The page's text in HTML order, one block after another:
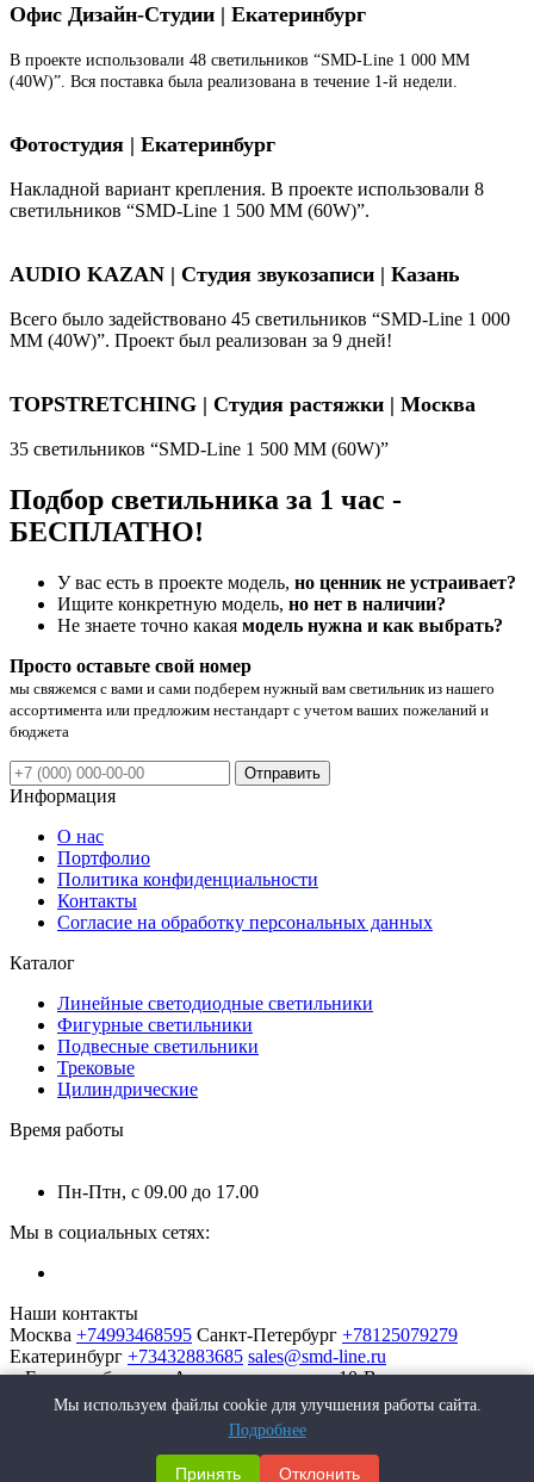
Офис Дизайн-Студии | Екатеринбург
В проекте использовали 48 светильников “SMD-Line 1 000 ММ
(40W)”. Вся поставка была реализована в течение 1-й недели.
Фотостудия | Екатеринбург
Накладной вариант крепления. В проекте использовали 8
светильников “SMD-Line 1 500 ММ (60W)”.
AUDIO KAZAN | Студия звукозаписи | Казань
Всего было задействовано 45 светильников “SMD-Line 1 000
ММ (40W)”. Проект был реализован за 9 дней!
TOPSTRETCHING | Студия растяжки | Москва
35 светильников “SMD-Line 1 500 ММ (60W)”
Подбор светильника за 1 час -
БЕСПЛАТНО!
У вас есть в проекте модель, но ценник не устраивает?
Ищите конкретную модель, но нет в наличии?
Не знаете точно какая модель нужна и как выбрать?
Просто оставьте свой номер
мы свяжемся с вами и сами подберем нужный вам светильник из нашего
ассортимента или предложим нестандарт с учетом ваших пожеланий и
бюджета
Отправить
Информация
О нас
Портфолио
Политика конфиденциальности
Контакты
Согласие на обработку персональных данных
Каталог
Линейные светодиодные светильники
Фигурные светильники
Подвесные светильники
Трековые
Цилиндрические
Время работы
Пн-Птн, с 09.00 до 17.00
Мы в социальных сетях:
Наши контакты
Москва +74993468595 Санкт-Петербург +78125079279
Екатеринбург +73432883685 sales@smd-line.ru
г. Екатеринбург, ул. Автомагистральная 10-В
Мы используем файлы cookie для улучшения работы сайта.
Подробнее
Принять Отклонить